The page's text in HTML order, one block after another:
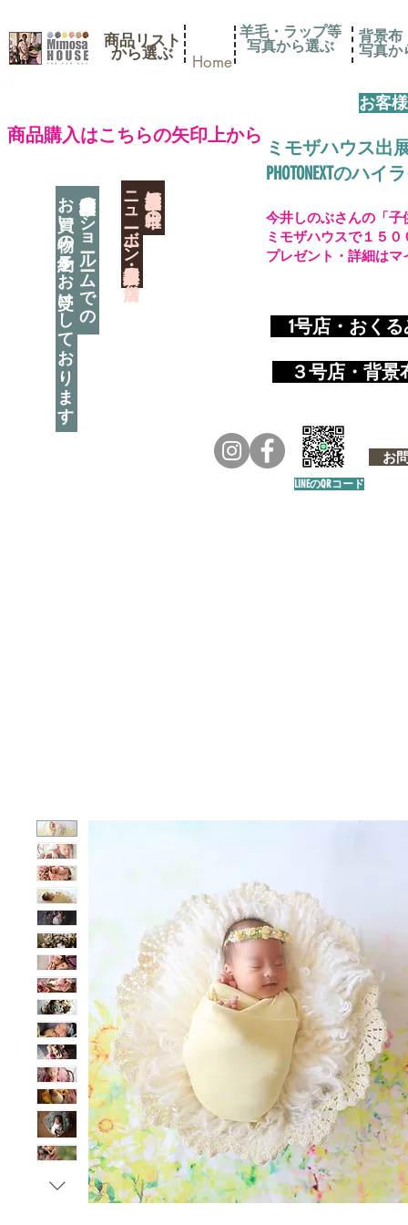
商品リスト
​から選ぶ Home
​商品購入はこちらの矢印上から
神奈川県相模原市に日本唯一の
​ニューボーン撮影用小道具店・３店舗
羊毛・ラップ等
写真から選ぶ
背景布
写真か
お客
ミモザハウス出
PHOTONEXTのハ
神奈川県相模原市のショールームでの
お買い物の予約をお受けしております 1号店・おく
​ ３号店・背
お
今井しのぶさんの「
ミモザハウスで１５
プレゼント・詳細は
LINEのQRコード